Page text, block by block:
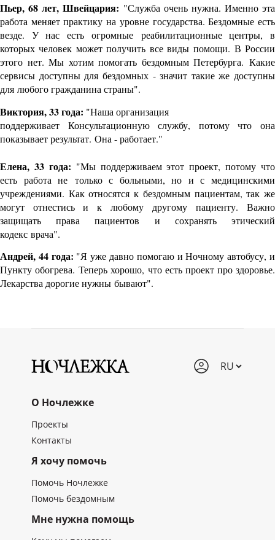
Пьер, 68 лет, Швейцария: "Служба очень нужна. Именно эта
работа меняет практику науровне государства. Бездомные есть
везде. У нас есть огромные реабилитационные центры, в
которых человек может получить все видыпомощи. В России
этого нет. Мы хотим помогать бездомным Петербурга. Какие
сервисы доступны для бездомных - значит такие же доступны
для любого гражданина страны".
Виктория, 33 года: "Наша организация
поддерживает Консультационную службу, потому что она
показывает результат. Она - работает."
Елена, 33 года: "Мы поддерживаем этот проект, потому что
есть работа не только с больными, но и с медицинскими
учреждениями. Как относятся кбездомным пациентам, так же
могут отнестись и к любому другомупациенту. Важно
защищать права пациентов и сохранять этический
кодекс врача".
Андрей, 44 года: "Я уже давно помогаю и Ночному автобусу, и
Пункту обогрева.Теперь хорошо, что есть проект про здоровье.
Лекарства дорогие нужны бывают".
О Ночлежке
Проекты
Контакты
Я хочу помочь
Помочь Ночлежке
Помочь бездомным
Мне нужна помощь